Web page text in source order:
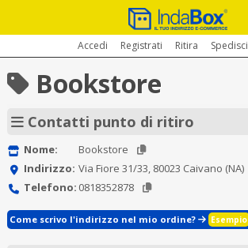
Accedi Registrati Ritira Spedisci
Bookstore
Contatti punto di ritiro
Nome:
Bookstore
Indirizzo: Via Fiore 31/33, 80023 Caivano (NA)
Telefono: 0818352878
Come scrivo l'indirizzo nel mio ordine? Esempio